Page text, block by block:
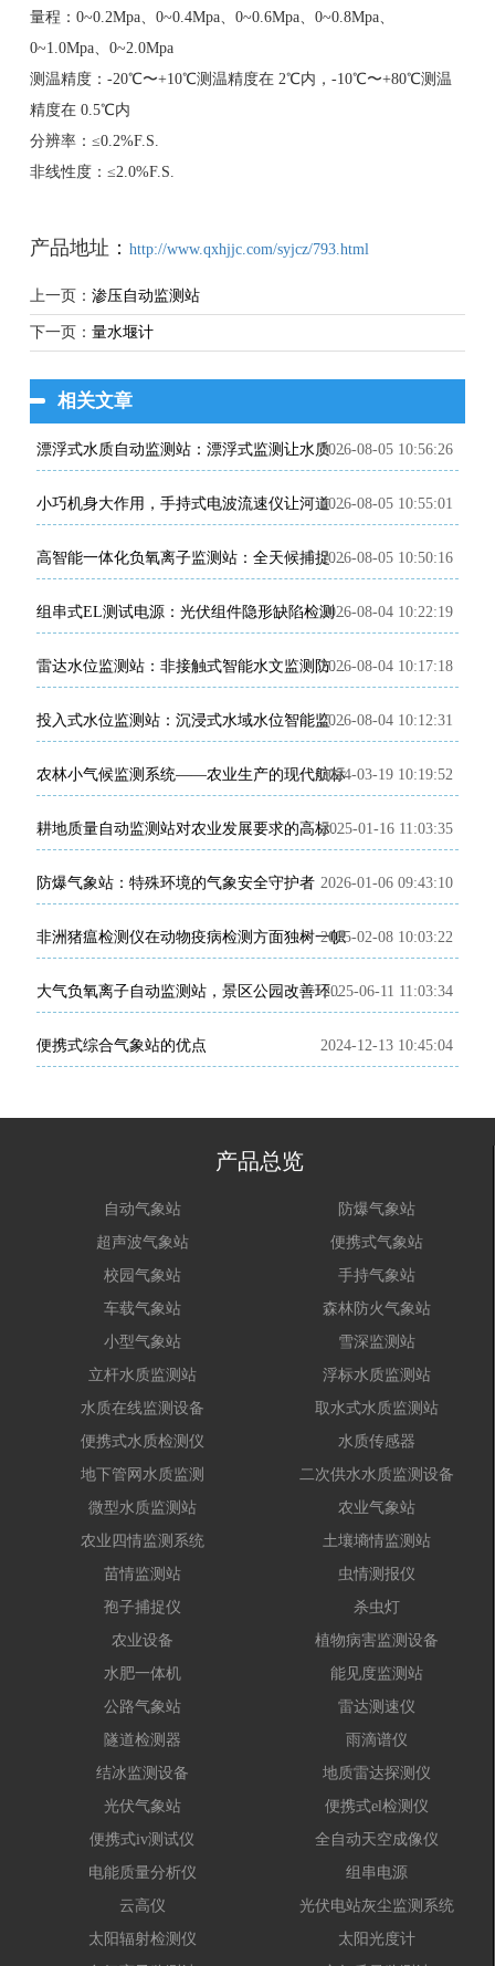
量程：0~0.2Mpa、0~0.4Mpa、0~0.6Mpa、0~0.8Mpa、
0~1.0Mpa、0~2.0Mpa
测温精度：-20℃〜+10℃测温精度在 2℃内，-10℃〜+80℃测温
精度在 0.5℃内
分辨率：≤0.2%F.S.
非线性度：≤2.0%F.S.
产品地址： http://www.qxhjjc.com/syjcz/793.html
上一页： 渗压自动监测站
下一页： 量水堰计
相关文章
漂浮式水质自动监测站：漂浮式监测让水质变化有据可查
2026-08-05 10:56:26
小巧机身大作用，手持式电波流速仪让河道流速监测精准可控
2026-08-05 10:55:01
高智能一体化负氧离子监测站：全天候捕捉负氧离子动态
2026-08-05 10:50:16
组串式EL测试电源：光伏组件隐形缺陷检测专用设备
2026-08-04 10:22:19
雷达水位监测站：非接触式智能水文监测防汛设备
2026-08-04 10:17:18
投入式水位监测站：沉浸式水域水位智能监测设备
2026-08-04 10:12:31
农林小气候监测系统——农业生产的现代航标2024-03-19 10:19:52
耕地质量自动监测站对农业发展要求的高标准农田有什么帮助？
2025-01-16 11:03:35
防爆气象站：特殊环境的气象安全守护者 2026-01-06 09:43:10
非洲猪瘟检测仪在动物疫病检测方面独树一帜2025-02-08 10:03:22
大气负氧离子自动监测站，景区公园改善环境质量必备监测工具
2025-06-11 11:03:34
便携式综合气象站的优点 2024-12-13 10:45:04
产品总览
自动气象站
防爆气象站
超声波气象站
便携式气象站
校园气象站
手持气象站
车载气象站
森林防火气象站
小型气象站
雪深监测站
立杆水质监测站
浮标水质监测站
水质在线监测设备
取水式水质监测站
便携式水质检测仪
水质传感器
地下管网水质监测
二次供水水质监测设备
微型水质监测站
农业气象站
农业四情监测系统
土壤墒情监测站
苗情监测站
虫情测报仪
孢子捕捉仪
杀虫灯
农业设备
植物病害监测设备
水肥一体机
能见度监测站
公路气象站
雷达测速仪
隧道检测器
雨滴谱仪
结冰监测设备
地质雷达探测仪
光伏气象站
便携式el检测仪
便携式iv测试仪
全自动天空成像仪
电能质量分析仪
组串电源
云高仪
光伏电站灰尘监测系统
太阳辐射检测仪
太阳光度计